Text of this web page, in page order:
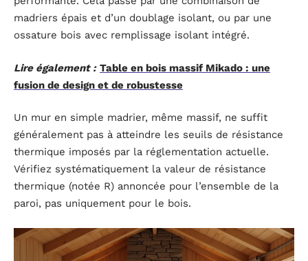
madriers épais et d’un doublage isolant, ou par une
ossature bois avec remplissage isolant intégré.
Lire également : Table en bois massif Mikado : une
fusion de design et de robustesse
Un mur en simple madrier, même massif, ne suffit
généralement pas à atteindre les seuils de résistance
thermique imposés par la réglementation actuelle.
Vérifiez systématiquement la valeur de résistance
thermique (notée R) annoncée pour l’ensemble de la
paroi, pas uniquement pour le bois.